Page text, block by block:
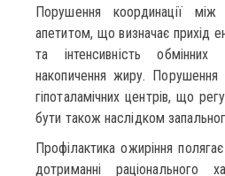
Порушення координації
апетитом, що визначає прихід
та інтенсивність
накопичення жиру. Порушення
гіпоталамічних центрів, що
бути також наслідком
Профілактика ожиріння полягає
дотриманні раціонального